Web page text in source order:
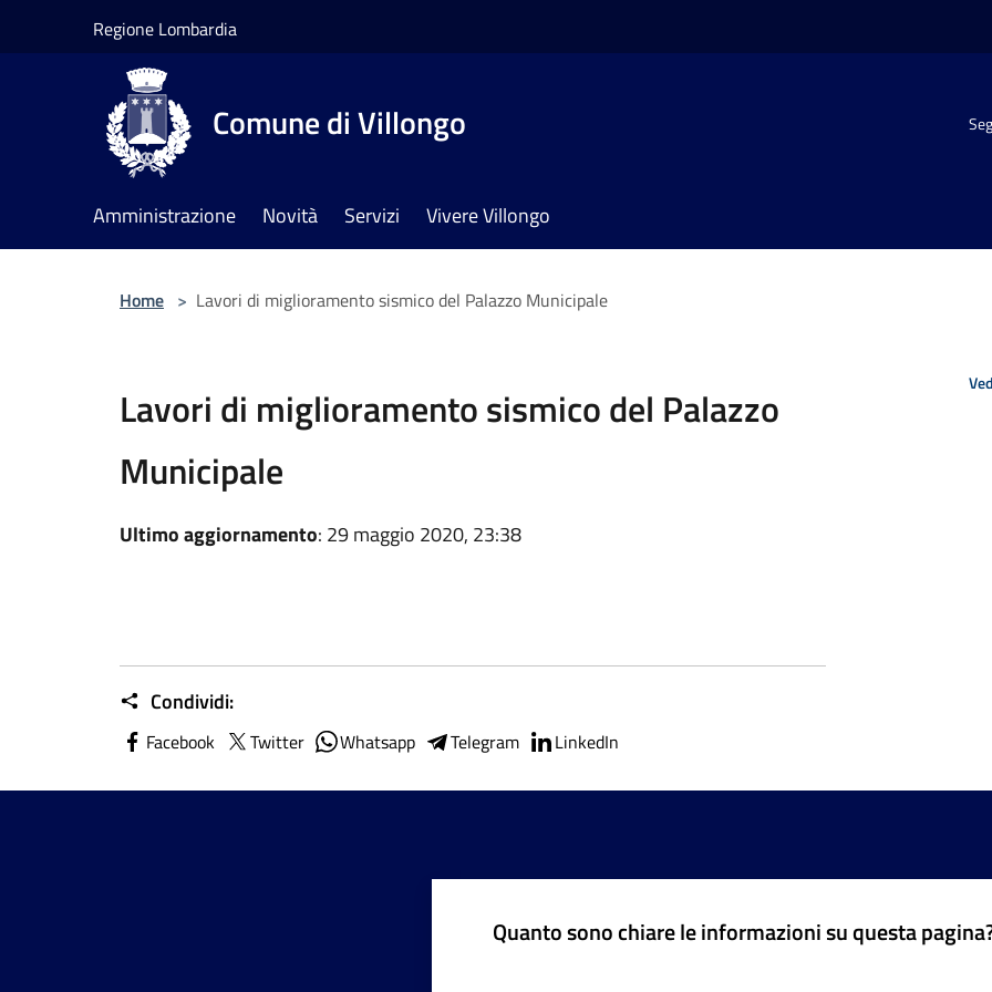
Regione Lombardia
Comune di Villongo
Amministrazione Novità Servizi Vivere Villongo
Home > Lavori di miglioramento sismico del Palazzo Municipale
Lavori di miglioramento sismico del Palazzo
Municipale
Ultimo aggiornamento: 29 maggio 2020, 23:38
Condividi:
Facebook Twitter Whatsapp Telegram LinkedIn
Quanto sono chiare le informazioni su questa